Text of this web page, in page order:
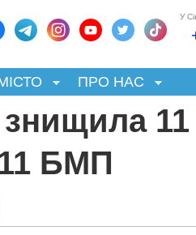
У
ПРО НАС
11
11 БМП